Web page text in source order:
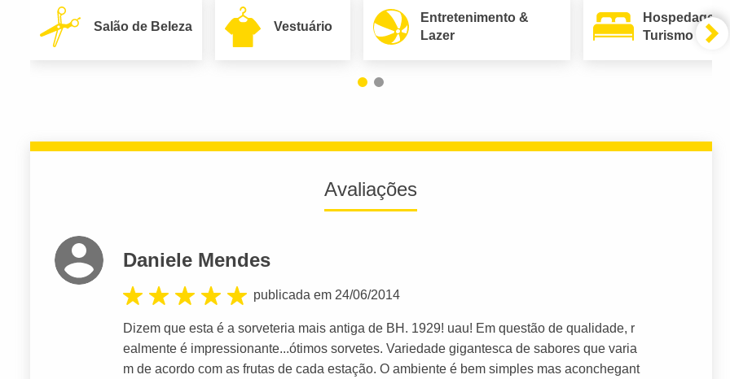
Salão de Beleza Vestuário
Entretenimento &
Lazer
Hospedagem
Turismo
Avaliações
Daniele Mendes
publicada em 24/06/2014
Dizem que esta é a sorveteria mais antiga de BH. 1929! uau! Em questão de qualidade, r
ealmente é impressionante...ótimos sorvetes. Variedade gigantesca de sabores que varia
m de acordo com as frutas de cada estação. O ambiente é bem simples mas aconchegant